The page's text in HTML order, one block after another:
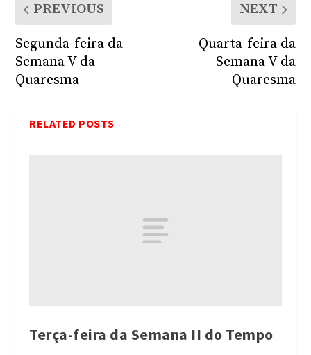
PREVIOUS
Segunda-feira da
Semana V da
Quaresma
NEXT
Quarta-feira da
Semana V da
Quaresma
RELATED POSTS
Terça-feira da Semana II do Tempo